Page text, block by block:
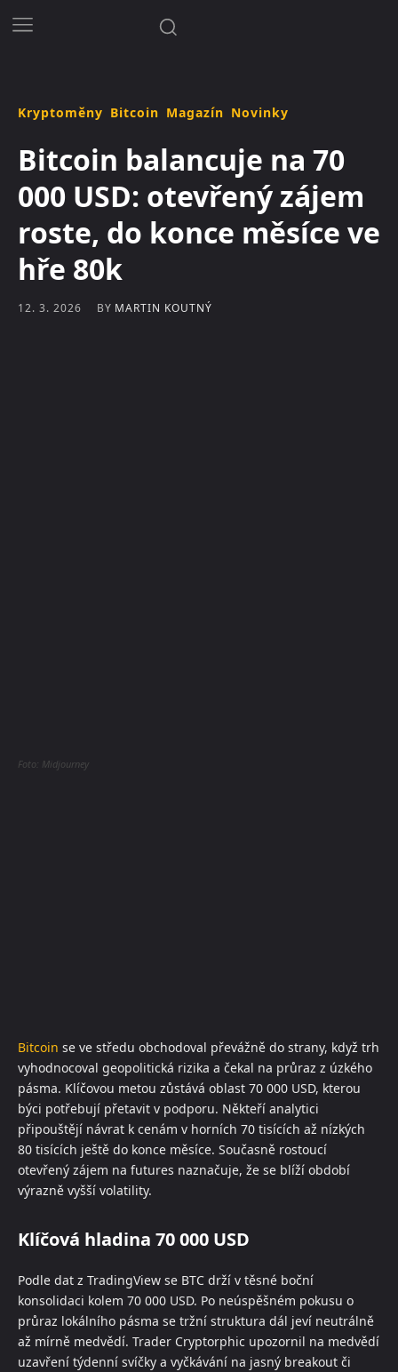
Kryptoměny Bitcoin Magazín Novinky
Bitcoin balancuje na 70
000 USD: otevřený zájem
roste, do konce měsíce ve
hře 80k
12. 3. 2026 BY MARTIN KOUTNÝ
Foto: Midjourney
Bitcoin se ve středu obchodoval převážně do strany, když trh
vyhodnocoval geopolitická rizika a čekal na průraz z úzkého
pásma. Klíčovou metou zůstává oblast 70 000 USD, kterou
býci potřebují přetavit v podporu. Někteří analytici
připouštějí návrat k cenám v horních 70 tisících až nízkých
80 tisících ještě do konce měsíce. Současně rostoucí
otevřený zájem na futures naznačuje, že se blíží období
výrazně vyšší volatility.
Klíčová hladina 70 000 USD
Podle dat z TradingView se BTC drží v těsné boční
konsolidaci kolem 70 000 USD. Po neúspěšném pokusu o
průraz lokálního pásma se tržní struktura dál jeví neutrálně
až mírně medvědí. Trader Cryptorphic upozornil na medvědí
uzavření týdenní svíčky a vyčkávání na jasný breakout či